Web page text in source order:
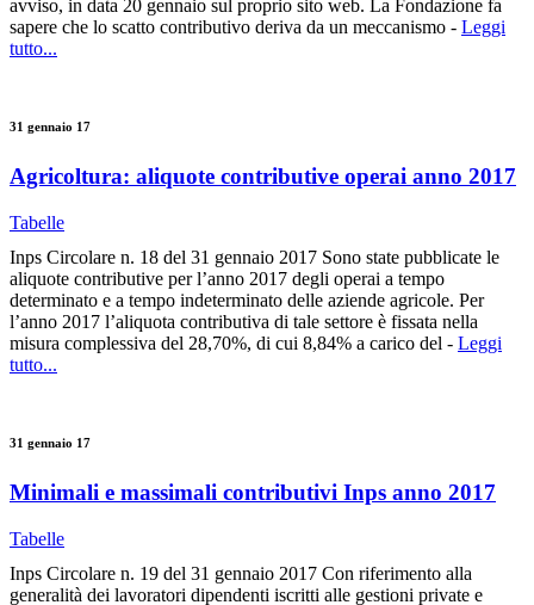
avviso, in data 20 gennaio sul proprio sito web. La Fondazione fa
sapere che lo scatto contributivo deriva da un meccanismo - Leggi
tutto...
31 gennaio 17
Agricoltura: aliquote contributive operai anno 2017
Tabelle
Inps Circolare n. 18 del 31 gennaio 2017 Sono state pubblicate le
aliquote contributive per l’anno 2017 degli operai a tempo
determinato e a tempo indeterminato delle aziende agricole. Per
l’anno 2017 l’aliquota contributiva di tale settore è fissata nella
misura complessiva del 28,70%, di cui 8,84% a carico del - Leggi
tutto...
31 gennaio 17
Minimali e massimali contributivi Inps anno 2017
Tabelle
Inps Circolare n. 19 del 31 gennaio 2017 Con riferimento alla
generalità dei lavoratori dipendenti iscritti alle gestioni private e